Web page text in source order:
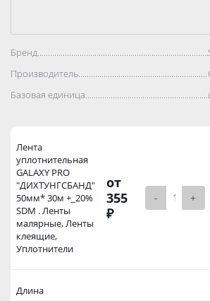
Бренд..................................................................................
Базовая
Лента
уплотнительная
GALAXY PRO
"ДИХТУНГСБАНД"
50мм* 30м +_20%
SDM . Ленты
малярные, Ленты
клеящие,
Уплотнители
от
355
₽
- +
Длина